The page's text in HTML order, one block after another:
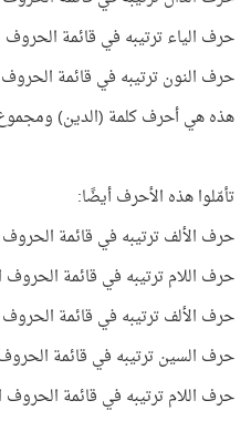
حرف الياء ترتيبه في قائمة الحروف
حرف النون ترتيبه في قائمة الحروف
هذه هي أحرف كلمة (الدين) ومجموع
تأمّلوا هذه الأحرف أيضًا:
حرف الألف ترتيبه في قائمة الحروف
حرف اللام ترتيبه في قائمة الحروف
حرف الألف ترتيبه في قائمة الحروف
حرف السين ترتيبه في قائمة الحروف
حرف اللام ترتيبه في قائمة الحروف